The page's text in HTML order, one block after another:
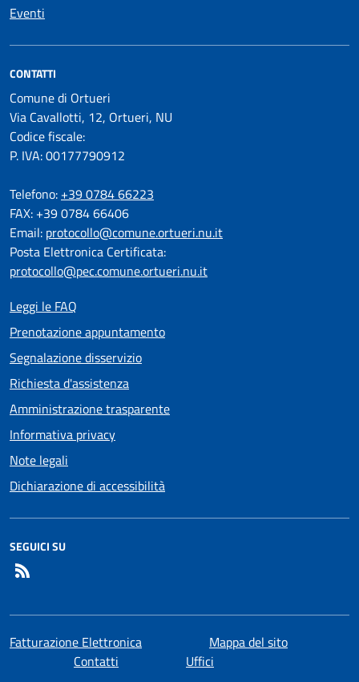
Eventi
CONTATTI
Comune di Ortueri
Via Cavallotti, 12, Ortueri, NU
Codice fiscale:
P. IVA: 00177790912
Telefono: +39 0784 66223
FAX: +39 0784 66406
Email: protocollo@comune.ortueri.nu.it
Posta Elettronica Certificata:
protocollo@pec.comune.ortueri.nu.it
Leggi le FAQ
Prenotazione appuntamento
Segnalazione disservizio
Richiesta d'assistenza
Amministrazione trasparente
Informativa privacy
Note legali
Dichiarazione di accessibilità
SEGUICI SU
Fatturazione Elettronica
Mappa del sito
Contatti
Uffici